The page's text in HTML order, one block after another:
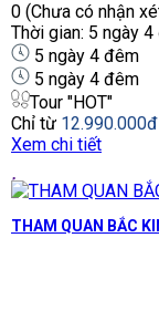
0 (Chưa có nhận
Thời gian: 5 ngày
5 ngày 4 đêm
5 ngày 4 đêm
Tour "HOT"
Chỉ từ 12.990.000đ
Xem chi tiết
THAM QUAN BẮC